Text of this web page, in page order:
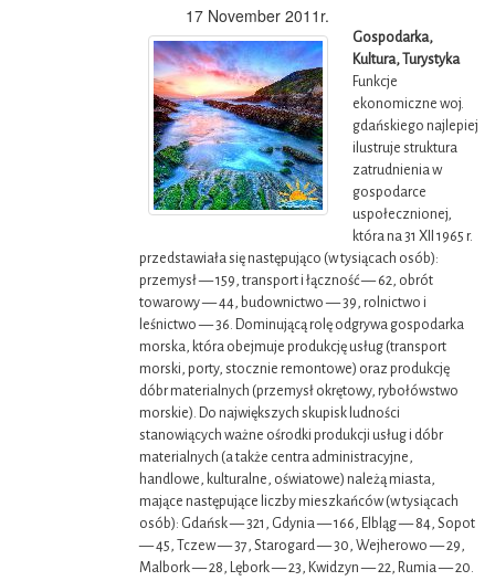
17 November 2011r.
Gospodarka,
Kultura, Turystyka
Funkcje
ekonomiczne woj.
gdańskiego najlepiej
ilustruje struktura
zatrudnienia w
gospodarce
uspołecznionej,
która na 31 XII 1965 r.
przedstawiała się następująco (w tysiącach osób):
przemysł — 159, transport i łączność — 62, obrót
towarowy — 44, budownictwo — 39, rolnictwo i
leśnictwo — 36. Dominującą rolę odgrywa gospodarka
morska, która obejmuje produkcję usług (transport
morski, porty, stocznie remontowe) oraz produkcję
dóbr materialnych (przemysł okrętowy, rybołówstwo
morskie). Do największych skupisk ludności
stanowiących ważne ośrodki produkcji usług i dóbr
materialnych (a także centra administracyjne,
handlowe, kulturalne, oświatowe) należą miasta,
mające następujące liczby mieszkańców (w tysiącach
osób): Gdańsk — 321, Gdynia — 166, Elbląg — 84, Sopot
— 45, Tczew — 37, Starogard — 30, Wejherowo — 29,
Malbork — 28, Lębork — 23, Kwidzyn — 22, Rumia — 20.